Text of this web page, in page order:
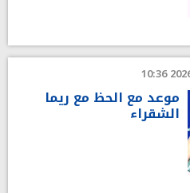
موعد مع الحظ مع ريما
الشقراء